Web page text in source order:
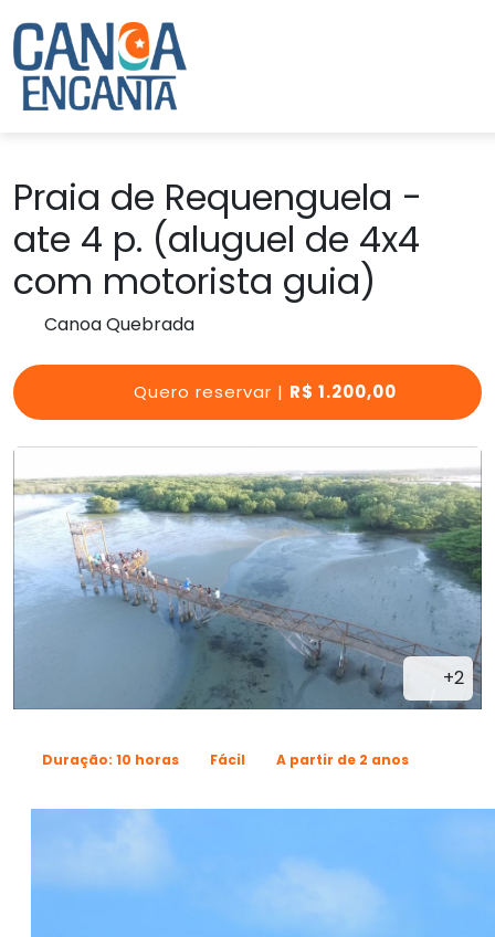
Praia de Requenguela -
ate 4 p. (aluguel de 4x4
com motorista guia)
Canoa Quebrada
Quero reservar | R$ 1.200,00
+2
Duração: 10 horas Fácil A partir de 2 anos